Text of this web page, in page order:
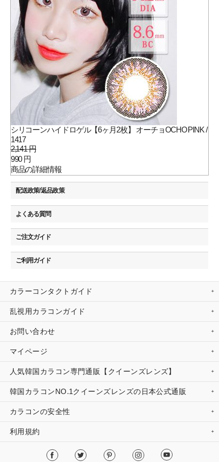
シリコーンハイドロゲル【6ヶ月2枚】 オーチョOCHO PINK /
1417
2,141 円
990 円
商品の詳細情報
配送政策/返品政策
よくある質問
ご注文ガイド
ご利用ガイド
カラーコンタクトガイド
乱視用カラコンガイド
お問い合わせ
マイページ
人気韓国カラコン専門通販【クイーンズレンズ】
韓国カラコンNO.1クイーンズレンズの日本公式通販
カラコンの安全性
利用規約